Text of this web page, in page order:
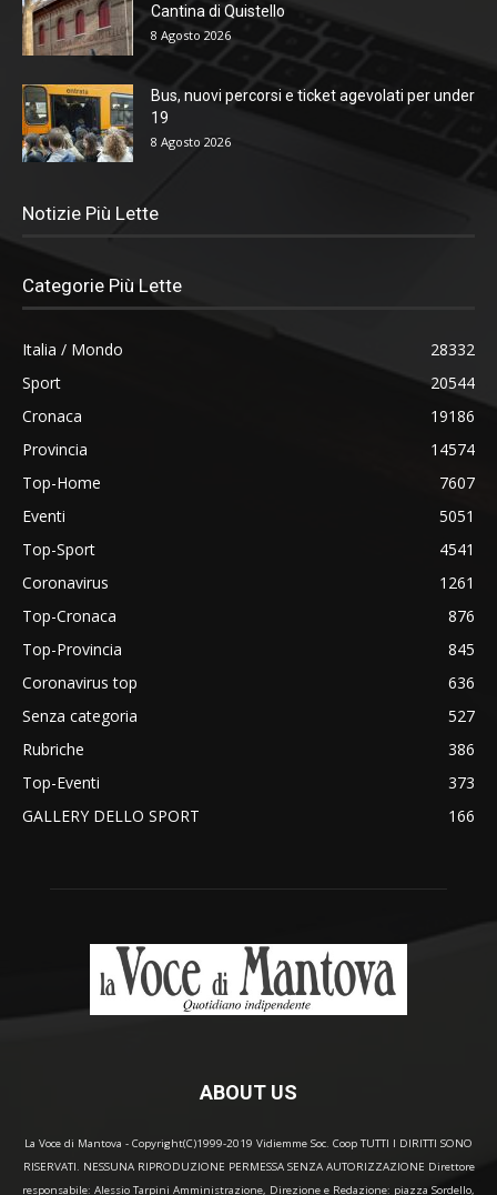
Cantina di Quistello
8 Agosto 2026
Bus, nuovi percorsi e ticket agevolati per under
19
8 Agosto 2026
Notizie Più Lette
Categorie Più Lette
Italia / Mondo
28332
Sport
20544
Cronaca
19186
Provincia
14574
Top-Home
7607
Eventi
5051
Top-Sport
4541
Coronavirus
1261
Top-Cronaca
876
Top-Provincia
845
Coronavirus top
636
Senza categoria
527
Rubriche
386
Top-Eventi
373
GALLERY DELLO SPORT
166
ABOUT US
La Voce di Mantova - Copyright(C)1999-2019 Vidiemme Soc. Coop TUTTI I DIRITTI SONO
RISERVATI. NESSUNA RIPRODUZIONE PERMESSA SENZA AUTORIZZAZIONE Direttore
responsabile: Alessio Tarpini Amministrazione, Direzione e Redazione: piazza Sordello,